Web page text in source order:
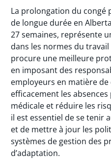
La prolongation du congé
de longue durée en
27 semaines, représente
dans les normes du
procure une meilleure
en imposant des
employeurs en matière
efficacement les
médicale et réduire les
il est essentiel de se tenir
et de mettre à jour les
systèmes de gestion des
d’adaptation.